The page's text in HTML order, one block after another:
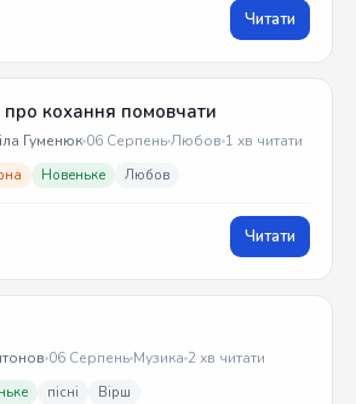
Читати
кохання помовчати
Гуменюк 06 СерпеньЛюбов 1 хв читати
Новеньке Любов
Читати
06 Серпень Музика 2 хв читати
пісні Вірш